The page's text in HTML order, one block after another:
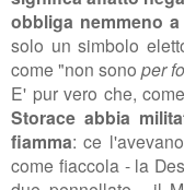
obbliga nemmeno
solo un simbolo
come "non sono per
E' pur vero che,
Storace abbia
fiamma: ce
come fiaccola - la